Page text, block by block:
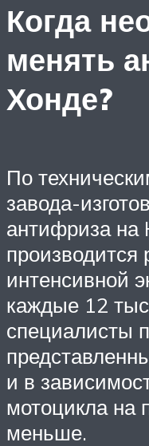
Когда
менять
Хонде?
По
завода-
антифриза на
производится
интенсивной
каждые 12
специалисты
и в
мотоцикла на
меньше.